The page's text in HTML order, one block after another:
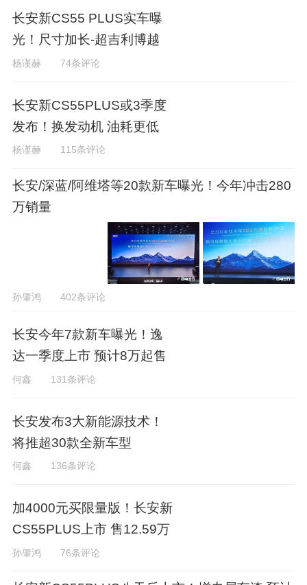
长安新CS55 PLUS实车曝
光！尺寸加长-超吉利博越
杨谨赫 74条评论
长安新CS55PLUS或3季度
发布！换发动机 油耗更低
杨谨赫 115条评论
长安/深蓝/阿维塔等20款新车曝光！今年冲击280
万销量
孙肇鸿 402条评论
长安今年7款新车曝光！逸
达一季度上市 预计8万起售
何鑫 131条评论
长安发布3大新能源技术！
将推超30款全新车型
何鑫 136条评论
加4000元买限量版！长安新
CS55PLUS上市 售12.59万
孙肇鸿 76条评论